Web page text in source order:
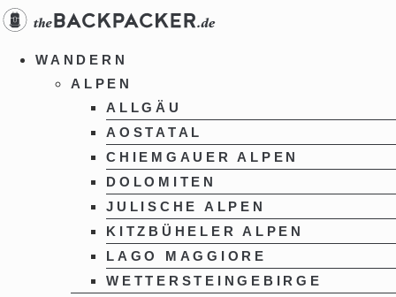
Zum
Inhalt
springenWANDERN
ALPEN
ALLGÄU
AOSTATAL
CHIEMGAUER ALPEN
DOLOMITEN
JULISCHE ALPEN
KITZBÜHELER ALPEN
LAGO MAGGIORE
WETTERSTEINGEBIRGE